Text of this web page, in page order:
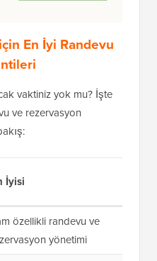
En İyi Randevu
vaktiniz yok mu? İşte
ve rezervasyon
İyisi
özellikli randevu ve
yönetimi